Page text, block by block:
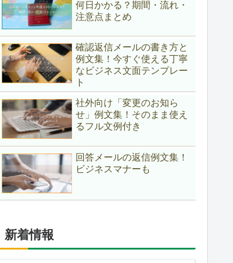
何日かかる？期間・流れ・
注意点まとめ
確認返信メールの書き方と
例文集！今すぐ使える丁寧
なビジネス文面テンプレー
ト
社外向け「変更のお知ら
せ」例文集！そのまま使え
るフル文例付き
回答メールの返信例文集！
ビジネスマナーも
新着情報